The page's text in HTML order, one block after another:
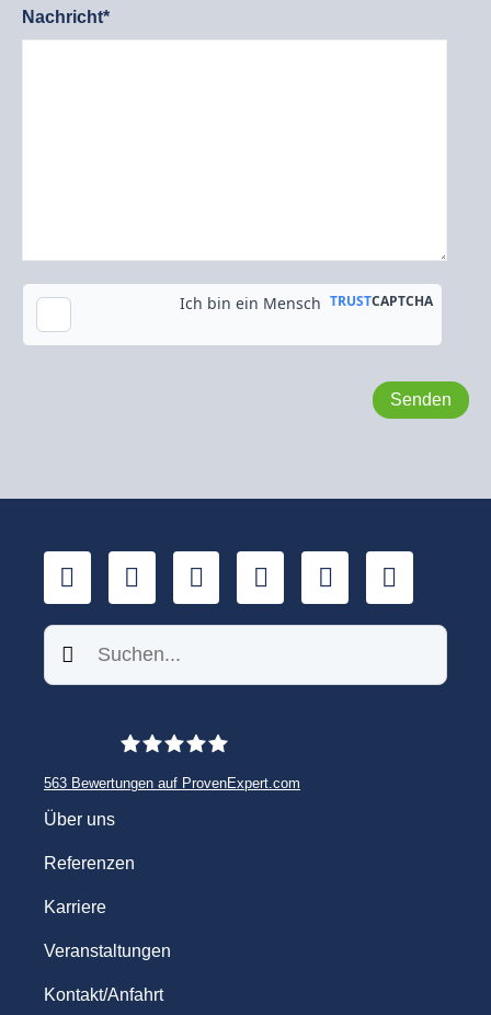
Nachricht*
Kopie an meine E-Mail-Adresse senden
LinkedInYouTube
Xing Facebook
Twitter
Suchen
563 Bewertungen auf ProvenExpert.com
Über uns
Referenzen
Karriere
Veranstaltungen
Kontakt/Anfahrt